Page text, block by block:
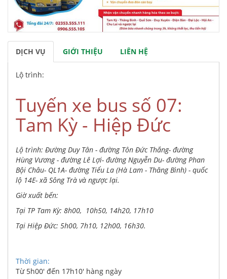
DỊCH VỤ GIỚI THIỆU LIÊN HỆ
Lộ trình:
Tuyến xe bus số 07:
Tam Kỳ - Hiệp Đức
Lộ trình: Đường Duy Tân - đường Tôn Đức Thắng- đường
Hùng Vương - đường Lê Lợi- đường Nguyễn Du- đường Phan
Bội Châu- QL1A- đường Tiểu La (Hà Lam - Thăng Bình) - quốc
lộ 14E- xã Sông Trà và ngược lại.
Giờ xuất bến:
Tại TP Tam Kỳ: 8h00, 10h50, 14h20, 17h10
Tại Hiệp Đức: 5h00, 7h10, 12h00, 16h30.
Thời gian:
Từ 5h00' đến 17h10' hàng ngày